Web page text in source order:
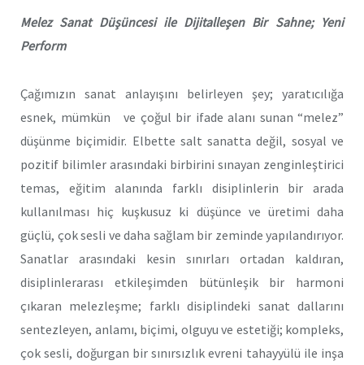
Melez Sanat Düşüncesi ile Dijitalleşen Bir Sahne; Yeni
Perform
Çağımızın sanat anlayışını belirleyen şey; yaratıcılığa
esnek, mümkün ve çoğul bir ifade alanı sunan “melez”
düşünme biçimidir. Elbette salt sanatta değil, sosyal ve
pozitif bilimler arasındaki birbirini sınayan zenginleştirici
temas, eğitim alanında farklı disiplinlerin bir arada
kullanılması hiç kuşkusuz ki düşünce ve üretimi daha
güçlü, çok sesli ve daha sağlam bir zeminde yapılandırıyor.
Sanatlar arasındaki kesin sınırları ortadan kaldıran,
disiplinlerarası etkileşimden bütünleşik bir harmoni
çıkaran melezleşme; farklı disiplindeki sanat dallarını
sentezleyen, anlamı, biçimi, olguyu ve estetiği; kompleks,
çok sesli, doğurgan bir sınırsızlık evreni tahayyülü ile inşa